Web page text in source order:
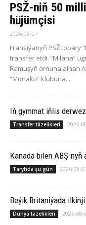
PSŽ-niň 50
hüjümçisi
2026-08-07
Fransiýanyň PSŽ topary
transfer etdi. “Milana”
Ramuşyň ornuna alnan
“Monako” klubuna...
Iň gymmat iňlis
Transfer täzelikleri 2026-
Ka­na­da bilen ABŞ-
Taryhda şu gün 2026-08-
Beýik Britaniýada
Dünýä täzelikleri 2026-08-